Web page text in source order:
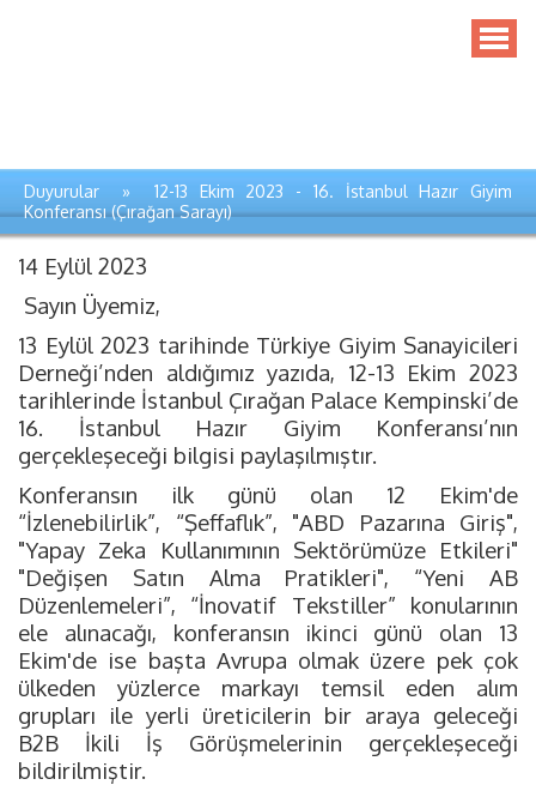
Duyurular » 12-13 Ekim 2023 - 16. İstanbul Hazır Giyim
Konferansı (Çırağan Sarayı)
14 Eylül 2023
Sayın Üyemiz,
13 Eylül 2023 tarihinde Türkiye Giyim Sanayicileri
Derneği’nden aldığımız yazıda, 12-13 Ekim 2023
tarihlerinde İstanbul Çırağan Palace Kempinski’de
16. İstanbul Hazır Giyim Konferansı’nın
gerçekleşeceği bilgisi paylaşılmıştır.
Konferansın ilk günü olan 12 Ekim'de
“İzlenebilirlik”, “Şeffaflık”, "ABD Pazarına Giriş",
"Yapay Zeka Kullanımının Sektörümüze Etkileri"
"Değişen Satın Alma Pratikleri", “Yeni AB
Düzenlemeleri”, “İnovatif Tekstiller” konularının
ele alınacağı, konferansın ikinci günü olan 13
Ekim'de ise başta Avrupa olmak üzere pek çok
ülkeden yüzlerce markayı temsil eden alım
grupları ile yerli üreticilerin bir araya geleceği
B2B İkili İş Görüşmelerinin gerçekleşeceği
bildirilmiştir.